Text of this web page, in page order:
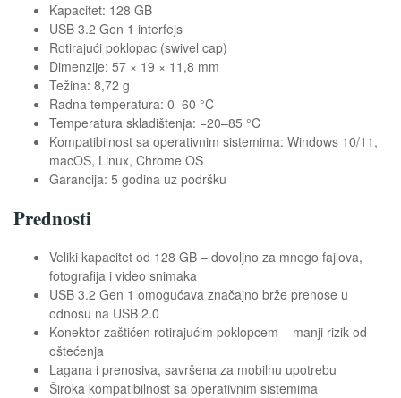
Kapacitet: 128 GB
USB 3.2 Gen 1 interfejs
Rotirajući poklopac (swivel cap)
Dimenzije: 57 × 19 × 11,8 mm
Težina: 8,72 g
Radna temperatura: 0–60 °C
Temperatura skladištenja: −20–85 °C
Kompatibilnost sa operativnim sistemima: Windows 10/11,
macOS, Linux, Chrome OS
Garancija: 5 godina uz podršku
Prednosti
Veliki kapacitet od 128 GB – dovoljno za mnogo fajlova,
fotografija i video snimaka
USB 3.2 Gen 1 omogućava značajno brže prenose u
odnosu na USB 2.0
Konektor zaštićen rotirajućim poklopcem – manji rizik od
oštećenja
Lagana i prenosiva, savršena za mobilnu upotrebu
Široka kompatibilnost sa operativnim sistemima